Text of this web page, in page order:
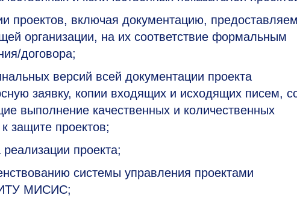
проектов, включая документацию,
организации, на их соответствие формальным
договора;
версий всей документации проекта
заявку, копии входящих и исходящих писем,
выполнение качественных и количественных
защите проектов;
проекта;
системы управления проектами
МИСИС;